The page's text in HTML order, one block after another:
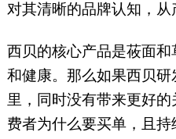
对其清晰的品牌认知，从
西贝的核心产品是莜面
和健康。那么如果西贝
里，同时没有带来更好
费者为什么要买单，且持